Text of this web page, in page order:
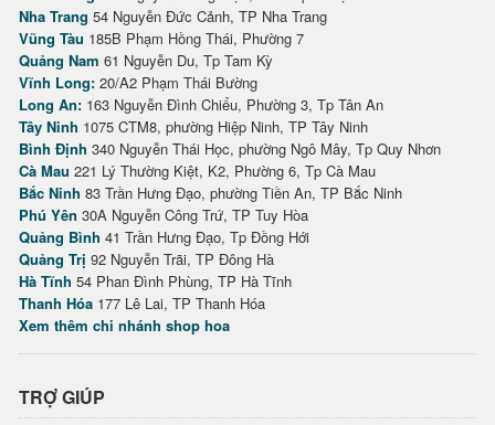
Nha Trang 54 Nguyễn Đức Cảnh, TP Nha Trang
Vũng Tàu 185B Phạm Hồng Thái, Phường 7
Quảng Nam 61 Nguyễn Du, Tp Tam Kỳ
Vĩnh Long: 20/A2 Phạm Thái Bường
Long An: 163 Nguyễn Đình Chiểu, Phường 3, Tp Tân An
Tây Ninh 1075 CTM8, phường Hiệp Ninh, TP Tây Ninh
Bình Định 340 Nguyễn Thái Học, phường Ngô Mây, Tp Quy Nhơn
Cà Mau 221 Lý Thường Kiệt, K2, Phường 6, Tp Cà Mau
Bắc Ninh 83 Trần Hưng Đạo, phường Tiền An, TP Bắc Ninh
Phú Yên 30A Nguyễn Công Trứ, TP Tuy Hòa
Quảng Bình 41 Trần Hưng Đạo, Tp Đồng Hới
Quảng Trị 92 Nguyễn Trãi, TP Đông Hà
Hà Tĩnh 54 Phan Đình Phùng, TP Hà Tĩnh
Thanh Hóa 177 Lê Lai, TP Thanh Hóa
Xem thêm chi nhánh shop hoa
TRỢ GIÚP